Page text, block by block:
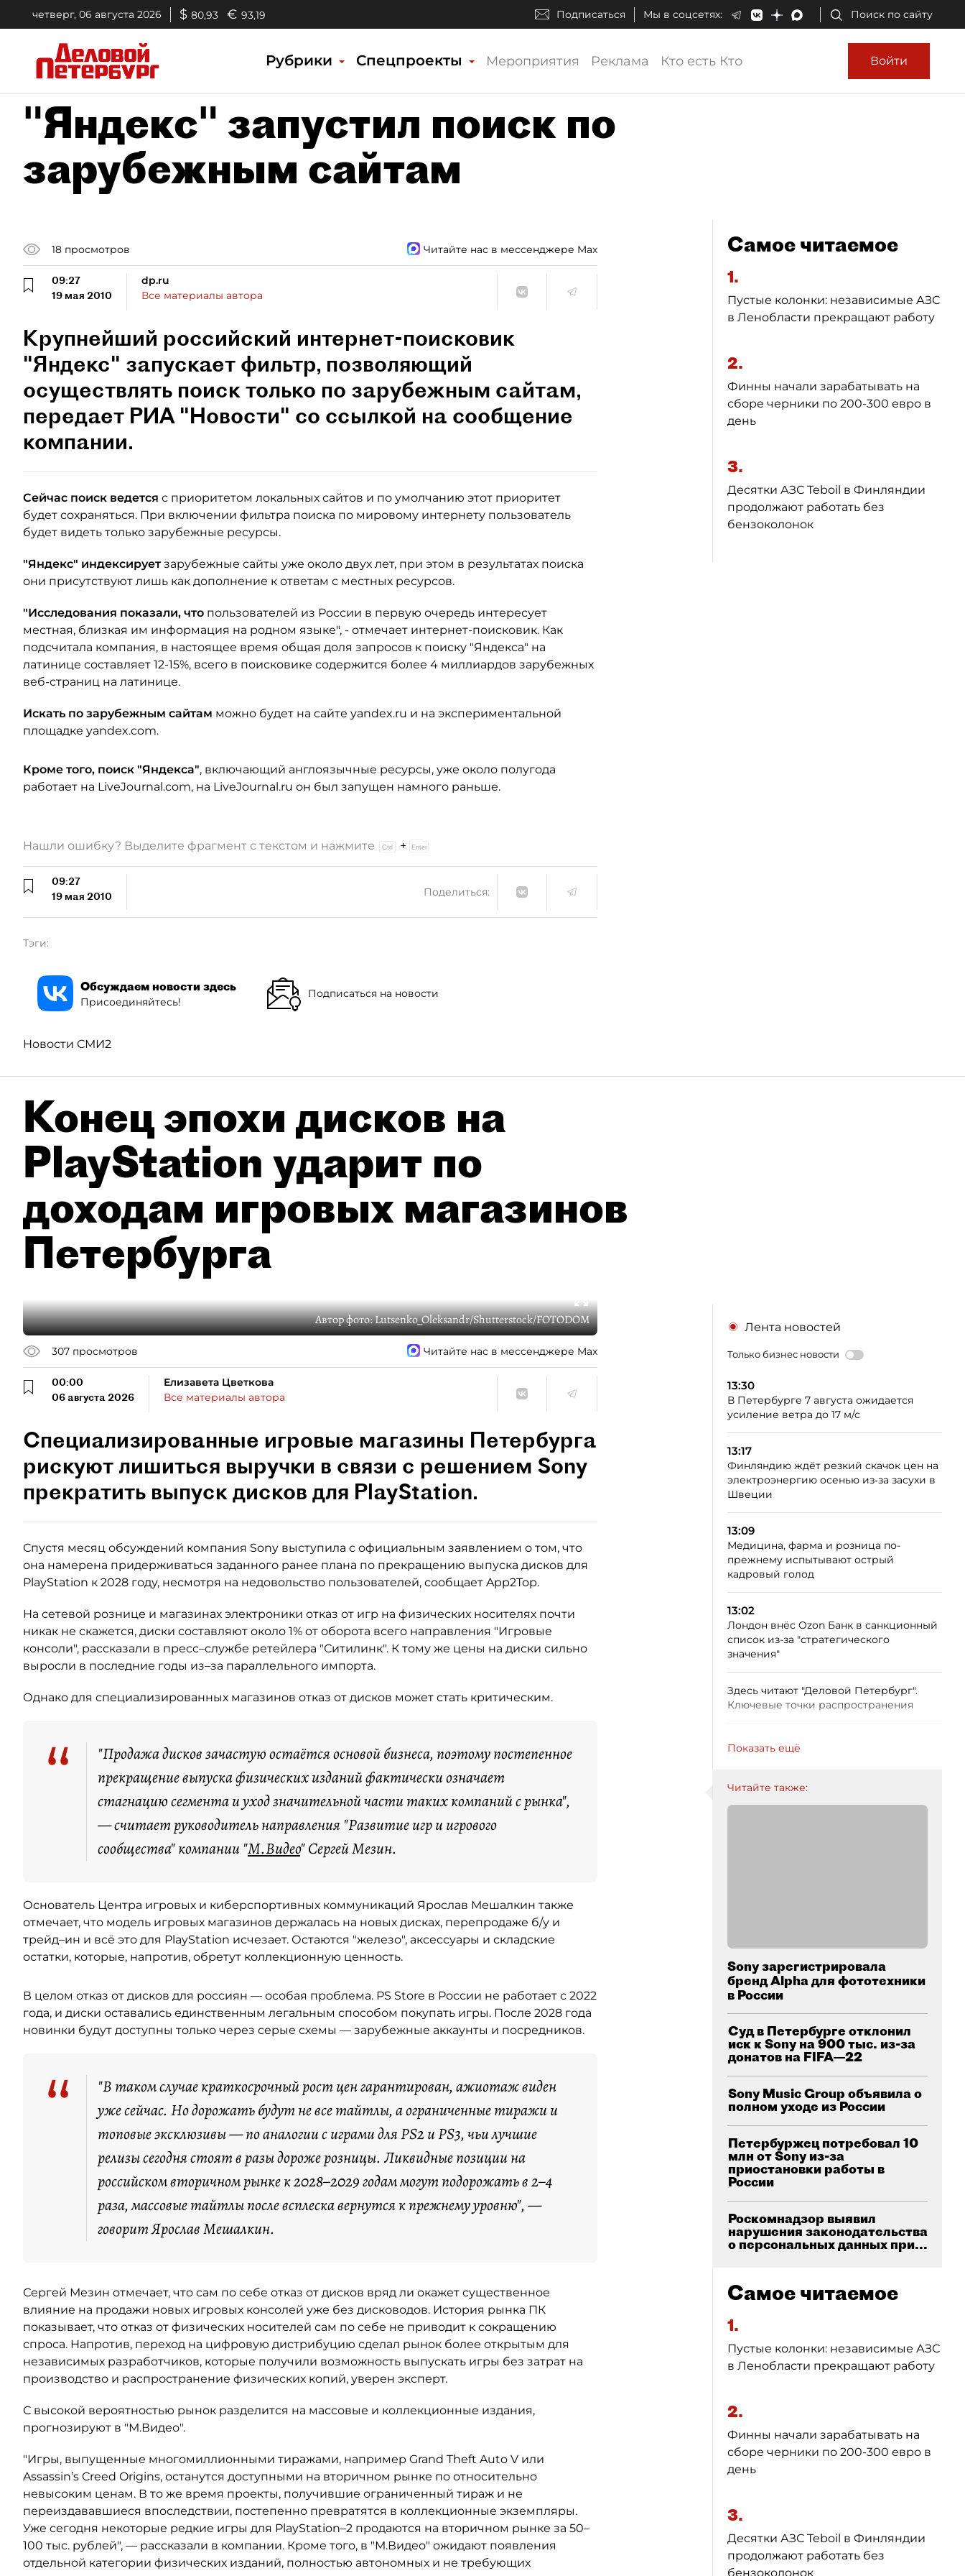
четверг, 06 августа 2026 $ 80,93 € 93,19 Подписаться Мы в соцсетях: Поиск по сайту
Рубрики Спецпроекты Мероприятия Реклама Кто есть Кто Войти
"Яндекс" запустил поиск по
зарубежным сайтам
18 просмотров Читайте нас в мессенджере Max
09:27
19 мая 2010
dp.ru
Все материалы автора
Крупнейший российский интернет-поисковик
"Яндекс" запускает фильтр, позволяющий
осуществлять поиск только по зарубежным сайтам,
передает РИА "Новости" со ссылкой на сообщение
компании.
Сейчас поиск ведется с приоритетом локальных сайтов и по умолчанию этот приоритет
будет сохраняться. При включении фильтра поиска по мировому интернету пользователь
будет видеть только зарубежные ресурсы.
"Яндекс" индексируетзарубежные сайты уже около двух лет, при этом в результатах поиска
они присутствуют лишь как дополнение к ответам с местных ресурсов.
"Исследования показали, что пользователей из России в первую очередь интересует
местная, близкая им информация на родном языке", - отмечает интернет-поисковик. Как
подсчитала компания, в настоящее время общая доля запросов к поиску "Яндекса" на
латинице составляет 12-15%, всего в поисковике содержится более 4 миллиардов зарубежных
веб-страниц на латинице.
Искать по зарубежным сайтам можно будет на сайте yandex.ru и на экспериментальной
площадке yandex.com.
Кроме того, поиск "Яндекса", включающий англоязычные ресурсы, уже около полугода
работает на LiveJournal.com, на LiveJournal.ru он был запущен намного раньше.
Самое читаемое
1.
Пустые колонки: независимые АЗС
в Ленобласти прекращают работу
2.
Финны начали зарабатывать на
сборе черники по 200-300 евро в
день
3.
Десятки АЗС Teboil в Финляндии
продолжают работать без
бензоколонок
Нашли ошибку? Выделите фрагмент с текстом и нажмите +
09:27
19 мая 2010
Поделиться:
Тэги:
Обсуждаем новости здесь
Присоединяйтесь!
Подписаться на новости
Новости СМИ2
Конец эпохи дисков на
PlayStation ударит по
доходам игровых магазинов
Петербурга
Автор фото:Lutsenko_Oleksandr/Shutterstock/FOTODOM
307 просмотров Читайте нас в мессенджере Max
00:00
06 августа 2026
Елизавета Цветкова
Все материалы автора
Специализированные игровые магазины Петербурга
рискуют лишиться выручки в связи с решением Sony
прекратить выпуск дисков для PlayStation.
Спустя месяц обсуждений компания Sony выступила с официальным заявлением о том, что
она намерена придерживаться заданного ранее плана по прекращению выпуска дисков для
PlayStation к 2028 году, несмотря на недовольство пользователей, сообщает App2Top.
На сетевой рознице и магазинах электроники отказ от игр на физических носителях почти
никак не скажется, диски составляют около 1% от оборота всего направления "Игровые
консоли", рассказали в пресс–службе ретейлера "Ситилинк". К тому же цены на диски сильно
выросли в последние годы из–за параллельного импорта.
Однако для специализированных магазинов отказ от дисков может стать критическим.
“
"Продажа дисков зачастую остаётся основой бизнеса, поэтому постепенное
прекращение выпуска физических изданий фактически означает
стагнацию сегмента и уход значительной части таких компаний с рынка",
— считает руководитель направления "Развитие игр и игрового
сообщества" компании "М.Видео" Сергей Мезин.
Основатель Центра игровых и киберспортивных коммуникаций Ярослав Мешалкин также
отмечает, что модель игровых магазинов держалась на новых дисках, перепродаже б/у и
трейд–ин и всё это для PlayStation исчезает. Остаются "железо", аксессуары и складские
остатки, которые, напротив, обретут коллекционную ценность.
В целом отказ от дисков для россиян — особая проблема. PS Store в России не работает с 2022
года, и диски оставались единственным легальным способом покупать игры. После 2028 года
новинки будут доступны только через серые схемы — зарубежные аккаунты и посредников.
“
"В таком случае краткосрочный рост цен гарантирован, ажиотаж виден
уже сейчас. Но дорожать будут не все тайтлы, а ограниченные тиражи и
топовые эксклюзивы — по аналогии с играми для PS2 и PS3, чьи лучшие
релизы сегодня стоят в разы дороже розницы. Ликвидные позиции на
российском вторичном рынке к 2028–2029 годам могут подорожать в 2–4
раза, массовые тайтлы после всплеска вернутся к прежнему уровню", —
говорит Ярослав Мешалкин.
Сергей Мезин отмечает, что сам по себе отказ от дисков вряд ли окажет существенное
влияние на продажи новых игровых консолей уже без дисководов. История рынка ПК
показывает, что отказ от физических носителей сам по себе не приводит к сокращению
спроса. Напротив, переход на цифровую дистрибуцию сделал рынок более открытым для
независимых разработчиков, которые получили возможность выпускать игры без затрат на
производство и распространение физических копий, уверен эксперт.
С высокой вероятностью рынок разделится на массовые и коллекционные издания,
прогнозируют в "М.Видео".
"Игры, выпущенные многомиллионными тиражами, например Grand Theft Auto V или
Assassin’s Creed Origins, останутся доступными на вторичном рынке по относительно
невысоким ценам. В то же время проекты, получившие ограниченный тираж и не
переиздававшиеся впоследствии, постепенно превратятся в коллекционные экземпляры.
Уже сегодня некоторые редкие игры для PlayStation–2 продаются на вторичном рынке за 50–
100 тыс. рублей", — рассказали в компании. Кроме того, в "М.Видео" ожидают появления
отдельной категории физических изданий, полностью автономных и не требующих
Лента новостей
Только бизнес новости
13:30
В Петербурге 7 августа ожидается
усиление ветра до 17 м/с
13:17
Финляндию ждёт резкий скачок цен на
электроэнергию осенью из‑за засухи в
Швеции
13:09
Медицина, фарма и розница по-
прежнему испытывают острый
кадровый голод
13:02
Лондон внёс Ozon Банк в санкционный
список из-за "стратегического
значения"
Здесь читают "Деловой Петербург".
Ключевые точки распространения
Показать ещё
Читайте также:
Sony зарегистрировала
бренд Alpha для фототехники
в России
Суд в Петербурге отклонил
иск к Sony на 900 тыс. из-за
донатов на FIFA—22
Sony Music Group объявила о
полном уходе из России
Петербуржец потребовал 10
млн от Sony из-за
приостановки работы в
России
Роскомнадзор выявил
нарушения законодательства
о персональных данных при...
Самое читаемое
1.
Пустые колонки: независимые АЗС
в Ленобласти прекращают работу
2.
Финны начали зарабатывать на
сборе черники по 200-300 евро в
день
3.
Десятки АЗС Teboil в Финляндии
продолжают работать без
бензоколонок